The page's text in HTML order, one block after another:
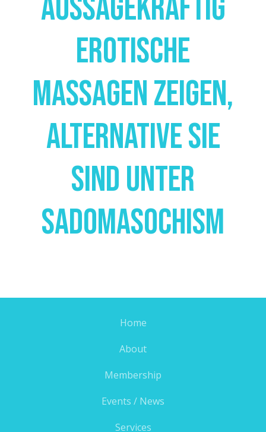
Aussagekraftig
Erotische
Massagen Zeigen,
Alternative Sie
Sind Unter
Sadomasochism
Home
About
Membership
Events / News
Services